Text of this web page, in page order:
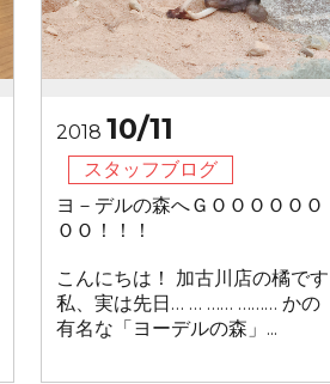
2018 10/11
スタッフブログ
ヨ－デルの森へＧＯＯＯＯＯＯ
ＯＯ！！！
こんにちは！ 加古川店の橘です
私、実は先日… … …… ……… かの
有名な「ヨーデルの森」...